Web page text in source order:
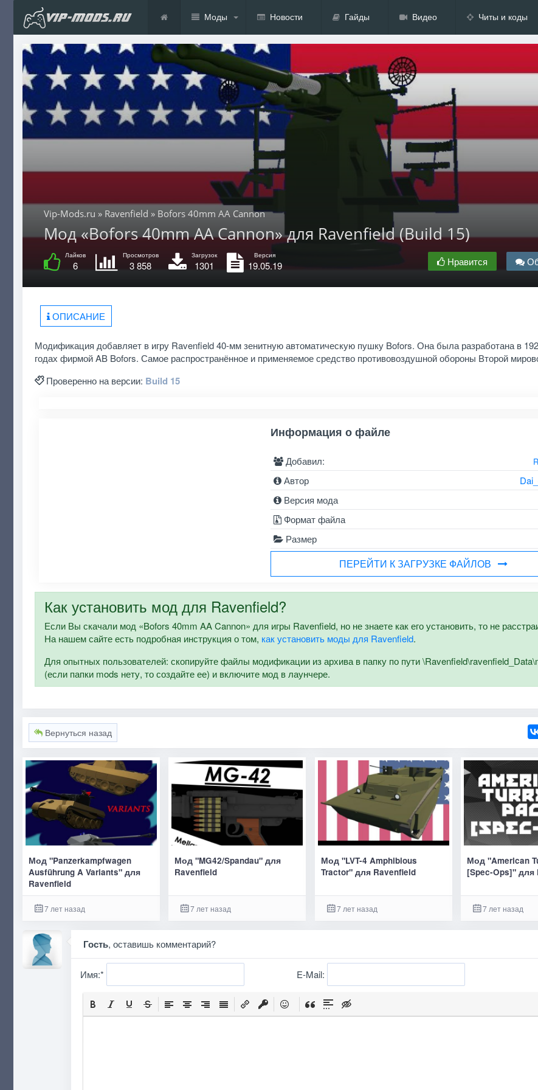
Моды Новости Гайды Видео Читы и коды
Vip-Mods.ru » Ravenfield » Bofors 40mm AA Cannon
Мод «Bofors 40mm AA Cannon» для Ravenfield (Build 15)
Лайков
6
Просмотров
3 858
Загрузок
1301
Версия
19.05.19 Нравится
ОПИСАНИЕ
Модификация добавляет в игру Ravenfield 40-мм зенитную автоматическую пушку Bofors. Она была разработана в
годах фирмой AB Bofors. Самое распространённое и применяемое средство противовоздушной обороны Второй
Проверенно на версии: Build 15
Информация о файле
Добавил:
Автор
Версия мода
Формат файла
Размер
ПЕРЕЙТИ К ЗАГРУЗКЕ ФАЙЛОВ
Как установить мод для Ravenfield?
Если Вы скачали мод «Bofors 40mm AA Cannon» для игры Ravenfield, но не знаете как его установить, то не
На нашем сайте есть подробная инструкция о том, как установить моды для Ravenfield.
Для опытных пользователей: скопируйте файлы модификации из архива в папку по пути
(если папки mods нету, то создайте ее) и включите мод в лаунчере.
Вернуться назад
Мод "Panzerkampfwagen
Ausführung A Variants" для
Ravenfield
7 лет назад
Мод "MG42/Spandau" для
Ravenfield
7 лет назад
Мод "LVT-4 Amphibious
Tractor" для Ravenfield
7 лет назад
Мод "American
[Spec-Ops]" для
7 лет назад
Гость, оставишь комментарий?
Имя:* E-Mail: